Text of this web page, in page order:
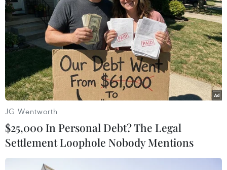
Đồng tiền điện tử Bitcoin lại lập
mức giá cao kỷ lục
17/02/2021 04:33
Tiền điện tử Bitcoin đã tiếp tục đà tăng giá mạnh và đạt
kỷ lục cao mới trong phiên giao dịch hôm qua, lần đầu
tiên vượt ngưỡng 50.000 USD.
JG Wentworth
$25,000 In Personal Debt? The Legal
Settlement Loophole Nobody Mentions